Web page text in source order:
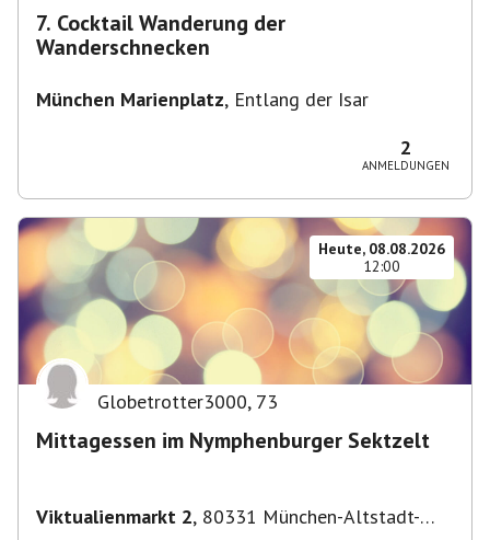
7. Cocktail Wanderung der
Wanderschnecken
München Marienplatz, Entlang der Isar
2
ANMELDUNGEN
Heute, 08.08.2026
12:00
Globetrotter3000, 73
Mittagessen im Nymphenburger Sektzelt
Viktualienmarkt 2, 80331 München-Altstadt-